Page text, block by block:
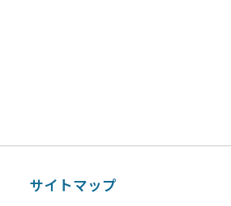
サイトマップ